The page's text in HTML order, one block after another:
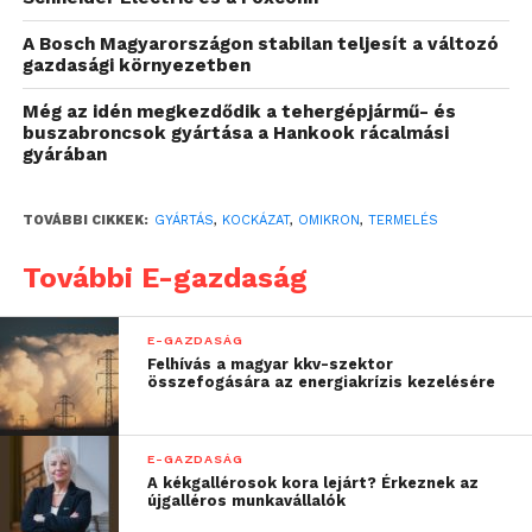
történhet meg «. Ez
egészen addig tart, amíg
meg nem történik a baj.
Sok esetben nincs valódi
probléma
bekövetkezésekor
kezdődik a pánik”
– fogalmaz Nagy Csaba, az OMIKRON Informatika
Kft. ügyvezetője.
„Az OT-rendszerekben
jóval nagyobbak a
A Bosch Magyarországon stabilan teljesít a változó
gazdasági környezetben
Még az idén megkezdődik a tehergépjármű- és
buszabroncsok gyártása a Hankook rácalmási
gyárában
TOVÁBBI CIKKEK: GYÁRTÁS, KOCKÁZAT, OMIKRON, TERMELÉS
További E-gazdaság
E-GAZDASÁG
Felhívás a magyar kkv-szektor
összefogására az energiakrízis kezelésére
E-GAZDASÁG
A kékgallérosok kora lejárt? Érkeznek az
újgalléros munkavállalók